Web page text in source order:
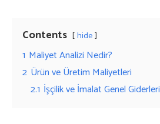
Contents hide
1 Maliyet Analizi Nedir?
2 Ürün ve Üretim Maliyetleri
2.1 İşçilik ve İmalat Genel Giderleri